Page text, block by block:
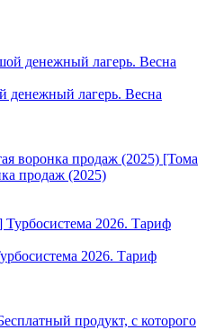
денежный лагерь. Весна
[Тома
продаж (2025)
2026. Тариф